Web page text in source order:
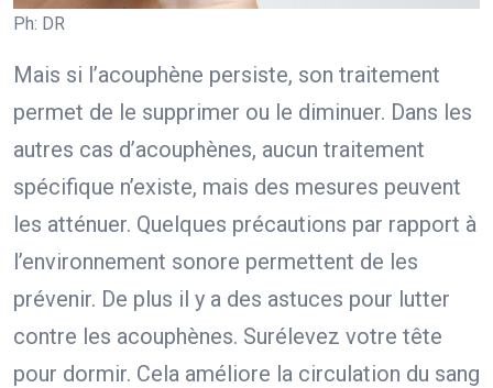
Ph: DR
Mais si l’acouphène persiste, son traitement
permet de le supprimer ou le diminuer. Dans les
autres cas d’acouphènes, aucun traitement
spécifique n’existe, mais des mesures peuvent
les atténuer. Quelques précautions par rapport à
l’environnement sonore permettent de les
prévenir. De plus il y a des astuces pour lutter
contre les acouphènes. Surélevez votre tête
pour dormir. Cela améliore la circulation du sang